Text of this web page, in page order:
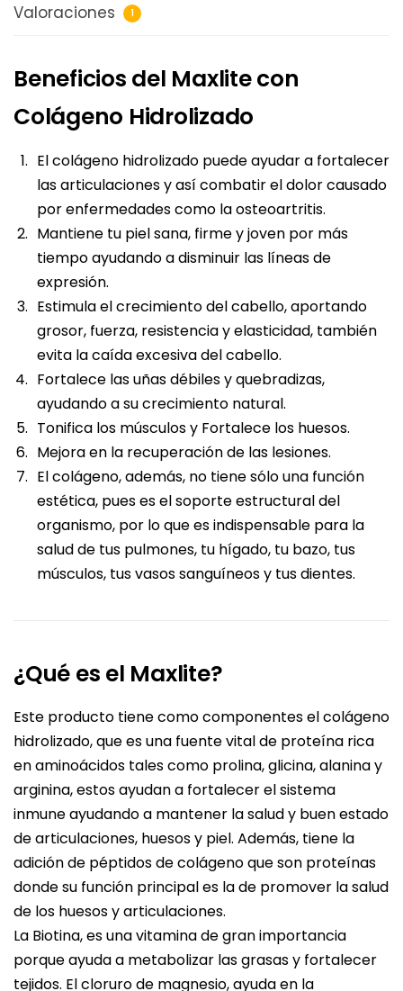
Valoraciones 1
Beneficios del Maxlite con
Colágeno Hidrolizado
El colágeno hidrolizado puede ayudar a fortalecer
las articulaciones y así combatir el dolor causado
por enfermedades como la osteoartritis.
Mantiene tu piel sana, firme y joven por más
tiempo ayudando a disminuir las líneas de
expresión.
Estimula el crecimiento del cabello, aportando
grosor, fuerza, resistencia y elasticidad, también
evita la caída excesiva del cabello.
Fortalece las uñas débiles y quebradizas,
ayudando a su crecimiento natural.
Tonifica los músculos y Fortalece los huesos.
Mejora en la recuperación de las lesiones.
El colágeno, además, no tiene sólo una función
estética, pues es el soporte estructural del
organismo, por lo que es indispensable para la
salud de tus pulmones, tu hígado, tu bazo, tus
músculos, tus vasos sanguíneos y tus dientes.
¿Qué es el Maxlite?
Este producto tiene como componentes el colágeno
hidrolizado, que es una fuente vital de proteína rica
en aminoácidos tales como prolina, glicina, alanina y
arginina, estos ayudan a fortalecer el sistema
inmune ayudando a mantener la salud y buen estado
de articulaciones, huesos y piel. Además, tiene la
adición de péptidos de colágeno que son proteínas
donde su función principal es la de promover la salud
de los huesos y articulaciones.
La Biotina, es una vitamina de gran importancia
porque ayuda a metabolizar las grasas y fortalecer
tejidos. El cloruro de magnesio, ayuda en la